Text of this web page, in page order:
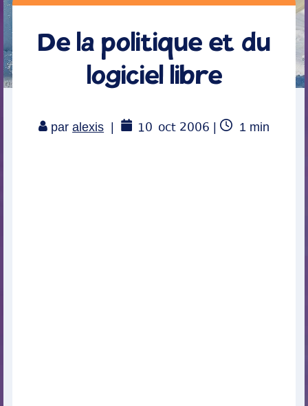
De la politique et du
logiciel libre
paralexis 10 oct 2006
Temps
1min